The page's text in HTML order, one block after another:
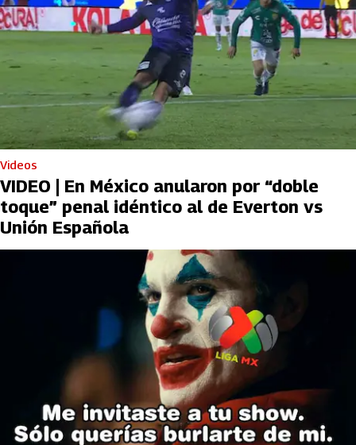
Videos
VIDEO | En México anularon por “doble
toque” penal idéntico al de Everton vs
Unión Española